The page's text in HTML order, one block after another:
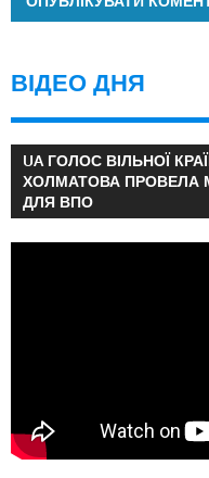
ВІДЕО ДНЯ
UA ГОЛОС ВІЛЬНОЇ
ХОЛМАТОВА ПРОВЕЛА
ДЛЯ ВПО